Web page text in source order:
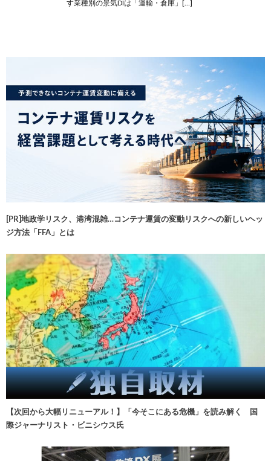
す業種別の景気DIは「運輸・倉庫」[…]
[PR]地政学リスク、港湾混雑…コンテナ運賃の変動リスクへの新しいヘッ
ジ方法「FFA」とは
【次回から大幅リニューアル！】「今そこにある危機」を読み解く 国
際ジャーナリスト・ビニシウス氏